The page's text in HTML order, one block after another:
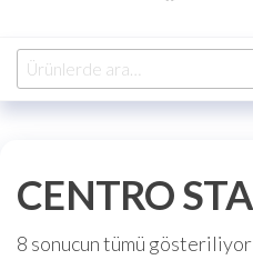
CENTRO
8 sonucun tümü gösteriliyor